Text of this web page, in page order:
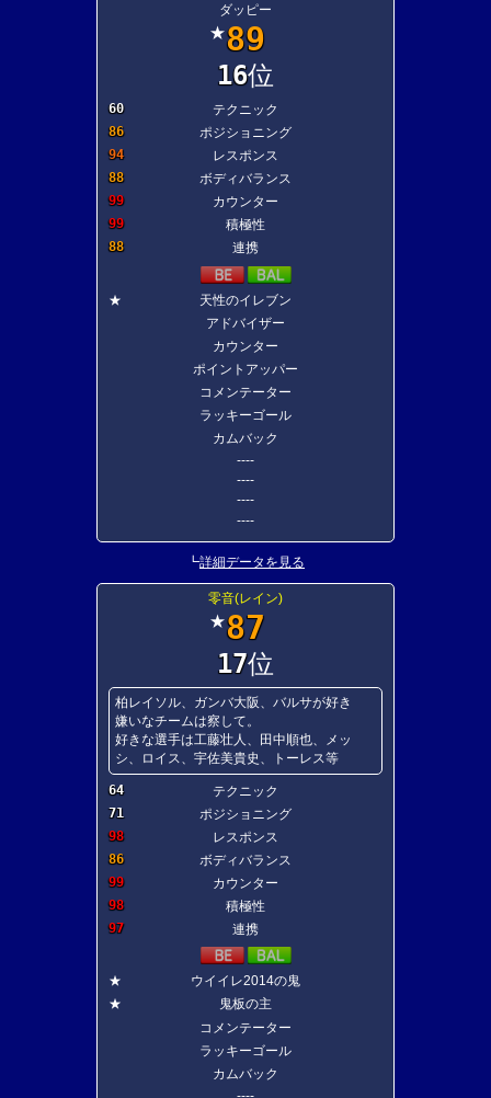
ダッピー
★89
16位
60
テクニック
86
ポジショニング
94
レスポンス
88
ボディバランス
99
カウンター
99
積極性
88
連携
★
天性のイレブン
アドバイザー
カウンター
ポイントアッパー
コメンテーター
ラッキーゴール
カムバック
----
----
----
----
┗詳細データを見る
零音(レイン)
★87
17位
柏レイソル、ガンバ大阪、バルサが好き
嫌いなチームは察して。
好きな選手は工藤壮人、田中順也、メッ
シ、ロイス、宇佐美貴史、トーレス等
64
テクニック
71
ポジショニング
98
レスポンス
86
ボディバランス
99
カウンター
98
積極性
97
連携
★
ウイイレ2014の鬼
★
鬼板の主
コメンテーター
ラッキーゴール
カムバック